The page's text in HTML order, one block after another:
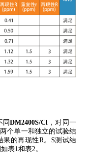
同DM2400S/Cl ，对同一
个单一和独立的试验结
果的再现性R。 S测试结
如表1和表2。